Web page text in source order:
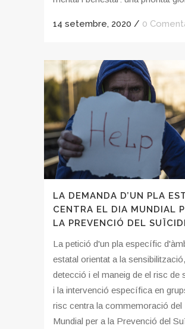
14 setembre, 2020 / 0
LA DEMANDA D’UN PLA
CENTRA EL DIA MUNDIAL
LA PREVENCIÓ DEL SUÏCIDI
La petició d'un pla específic
estatal orientat a la
detecció i el maneig de el risc de
i la intervenció específica en
risc centra la commemoració del
Mundial per a la Prevenció del